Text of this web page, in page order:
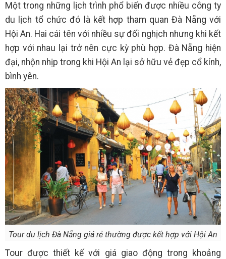
Một trong những lịch trình phổ biến được nhiều công ty
du lịch tổ chức đó là kết hợp tham quan Đà Nẵng với
Hội An. Hai cái tên với nhiều sự đối nghịch nhưng khi kết
hợp với nhau lại trở nên cực kỳ phù hợp. Đà Nẵng hiện
đại, nhộn nhịp trong khi Hội An lại sở hữu vẻ đẹp cổ kính,
bình yên.
Tour du lịch Đà Nẵng giá rẻ thường được kết hợp với Hội An
Tour được thiết kế với giá giao động trong khoảng